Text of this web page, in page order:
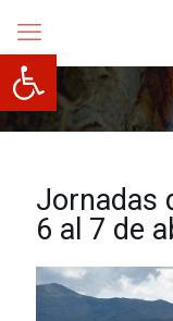
Abrir barra de
Jornadas
6 al 7 de